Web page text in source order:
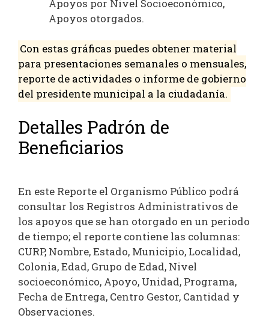
Apoyos por Nivel Socioeconómico,
Apoyos otorgados.
Con estas gráficas puedes obtener material
para presentaciones semanales o mensuales,
reporte de actividades o informe de gobierno
del presidente municipal a la ciudadanía.
Detalles Padrón de
Beneficiarios
En este Reporte el Organismo Público podrá
consultar los Registros Administrativos de
los apoyos que se han otorgado en un periodo
de tiempo; el reporte contiene las columnas:
CURP, Nombre, Estado, Municipio, Localidad,
Colonia, Edad, Grupo de Edad, Nivel
socioeconómico, Apoyo, Unidad, Programa,
Fecha de Entrega, Centro Gestor, Cantidad y
Observaciones.